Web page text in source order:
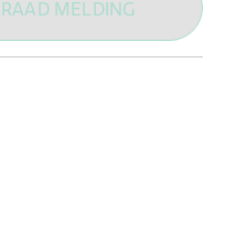
MELDING